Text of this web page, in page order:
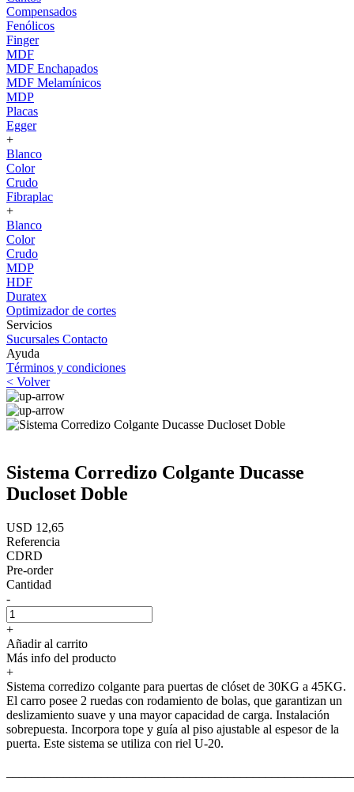
Compensados
Fenólicos
Finger
MDF
MDF Enchapados
MDF Melamínicos
MDP
Placas
Egger
+
Blanco
Color
Crudo
Fibraplac
+
Blanco
Color
Crudo
MDP
HDF
Duratex
Optimizador de cortes
Servicios
Sucursales Contacto
Ayuda
Términos y condiciones
< Volver
Sistema Corredizo Colgante Ducasse
Ducloset Doble
USD 12,65
Referencia
CDRD
Pre-order
Cantidad
-
+
Añadir al carrito
Más info del producto
+
Sistema corredizo colgante para puertas de clóset de 30KG a 45KG.
El carro posee 2 ruedas con rodamiento de bolas, que garantizan un
deslizamiento suave y una mayor capacidad de carga. Instalación
sobrepuesta. Incorpora tope y guía al piso ajustable al espesor de la
puerta. Este sistema se utiliza con riel U-20.